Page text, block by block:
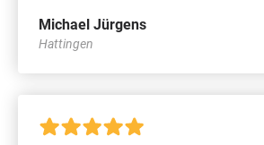
Michael Jürgens
Hattingen